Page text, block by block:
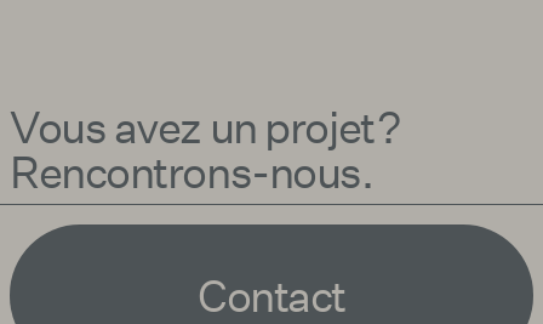
Vous avez un projet ?
Rencontrons-nous.
Contact